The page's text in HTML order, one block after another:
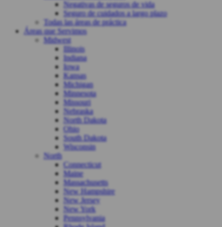
Negativas de seguros de vida
Seguro de cuidados a largo plazo
Todas las áreas de práctica
Áreas que Servimos
Midwest
Illinois
Indiana
Iowa
Kansas
Michigan
Minnesota
Missouri
Nebraska
North Dakota
Ohio
South Dakota
Wisconsin
North
Connecticut
Maine
Massachusetts
New Hampshire
New Jersey
New York
Pennsylvania